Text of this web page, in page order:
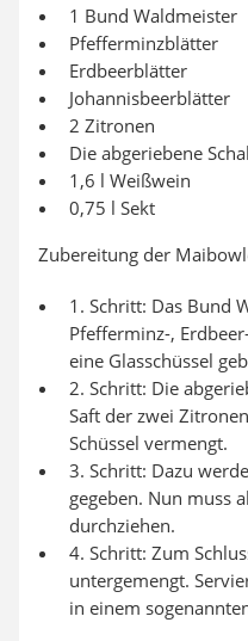
1 Bund Waldmeister
Pfefferminzblätter
Erdbeerblätter
Johannisbeerblätter
2 Zitronen
Die abgeriebene
1,6 l Weißwein
0,75 l Sekt
Zubereitung der
1. Schritt: Das Bund
Pfefferminz-,
eine Glasschüssel
2. Schritt: Die
Saft der zwei
Schüssel vermengt.
3. Schritt: Dazu
gegeben. Nun muss
durchziehen.
4. Schritt: Zum
untergemengt.
in einem